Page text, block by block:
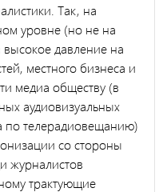
Так, на
уровне (но не на
давление на
местного бизнеса и
медиа обществу (в
аудиовизуальных
по телерадиовещанию)
со стороны
журналистов
трактующие